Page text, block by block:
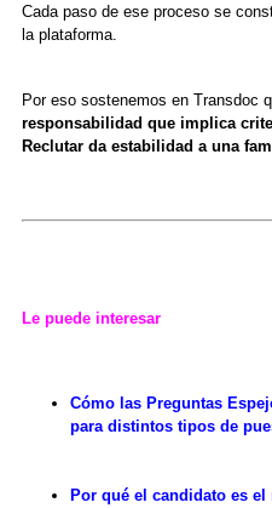
Cada paso de ese proceso se
la plataforma.
Por eso sostenemos en Transdoc
responsabilidad que implica
Reclutar da estabilidad a una
Le puede interesar
Cómo las Preguntas
para distintos tipos de
Por qué el candidato es